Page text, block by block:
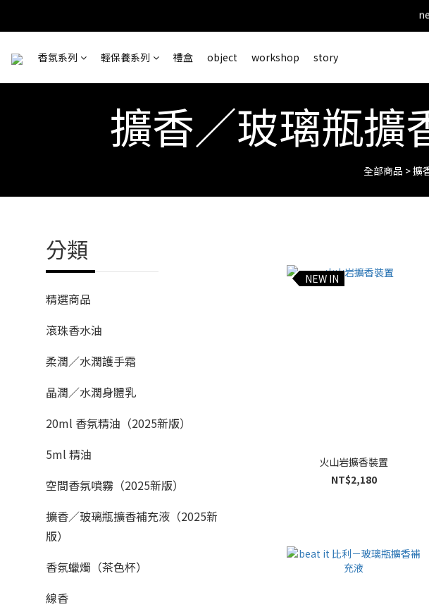
訂單完成後留下評價，可以獲得
＊ 新舊會員登錄享有$50元購物
香氛系列 輕保養系列 禮盒 object workshop story
擴香／玻璃瓶擴
全部商品 >擴
分類
精選商品
滾珠香水油
柔潤／水潤護手霜
晶潤／水潤身體乳
20ml 香氛精油（2025新版）
5ml 精油
空間香氛噴霧（2025新版）
擴香／玻璃瓶擴香補充液（2025新
版）
香氛蠟燭（茶色杯）
線香
NEW IN
火山岩擴香裝置
NT$2,180